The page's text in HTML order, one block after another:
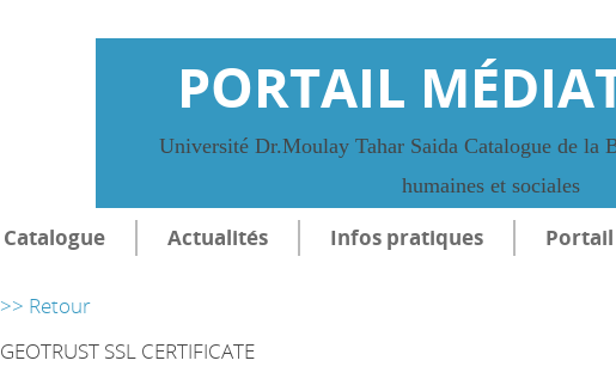
PORTAIL
Université Dr.Moulay Tahar Saida Catalogue de la
humaines et sociales
Catalogue Actualités Infos pratiques
>> Retour
GEOTRUST SSL CERTIFICATE